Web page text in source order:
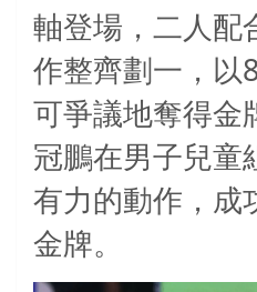
軸登場，二人配
作整齊劃一，以
可爭議地奪得金
冠鵬在男子兒童
有力的動作，成
金牌。